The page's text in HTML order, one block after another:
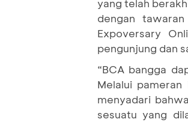
yang telah
dengan
Expoversary
pengunjung dan
“BCA bangga
Melalui
menyadari
sesuatu yang